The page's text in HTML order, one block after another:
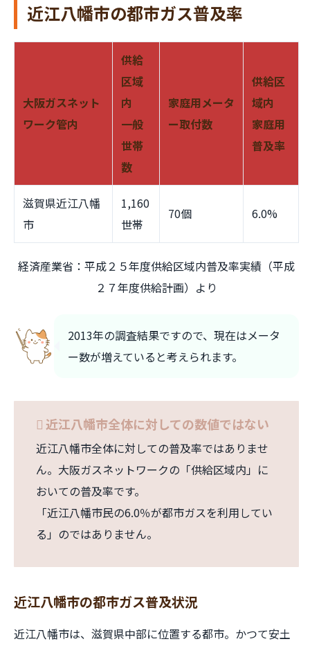
近江八幡市の都市ガス普及率
大阪ガスネット
ワーク管内
供給
区域
内
一般
世帯
数
家庭用メータ
ー取付数
供給区
域内
家庭用
普及率
滋賀県近江八幡
市
1,160
世帯
70個 6.0%
経済産業省：平成２５年度供給区域内普及率実績（平成
２７年度供給計画）より
2013年の調査結果ですので、現在はメータ
ー数が増えていると考えられます。
近江八幡市全体に対しての数値ではない
近江八幡市全体に対しての普及率ではありませ
ん。大阪ガスネットワークの「供給区域内」に
おいての普及率です。
「近江八幡市民の6.0％が都市ガスを利用してい
る」のではありません。
近江八幡市の都市ガス普及状況
近江八幡市は、滋賀県中部に位置する都市。かつて安土